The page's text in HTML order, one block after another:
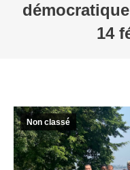
14
Non classé